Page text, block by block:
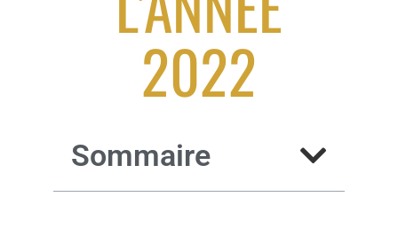
2022
Sommaire